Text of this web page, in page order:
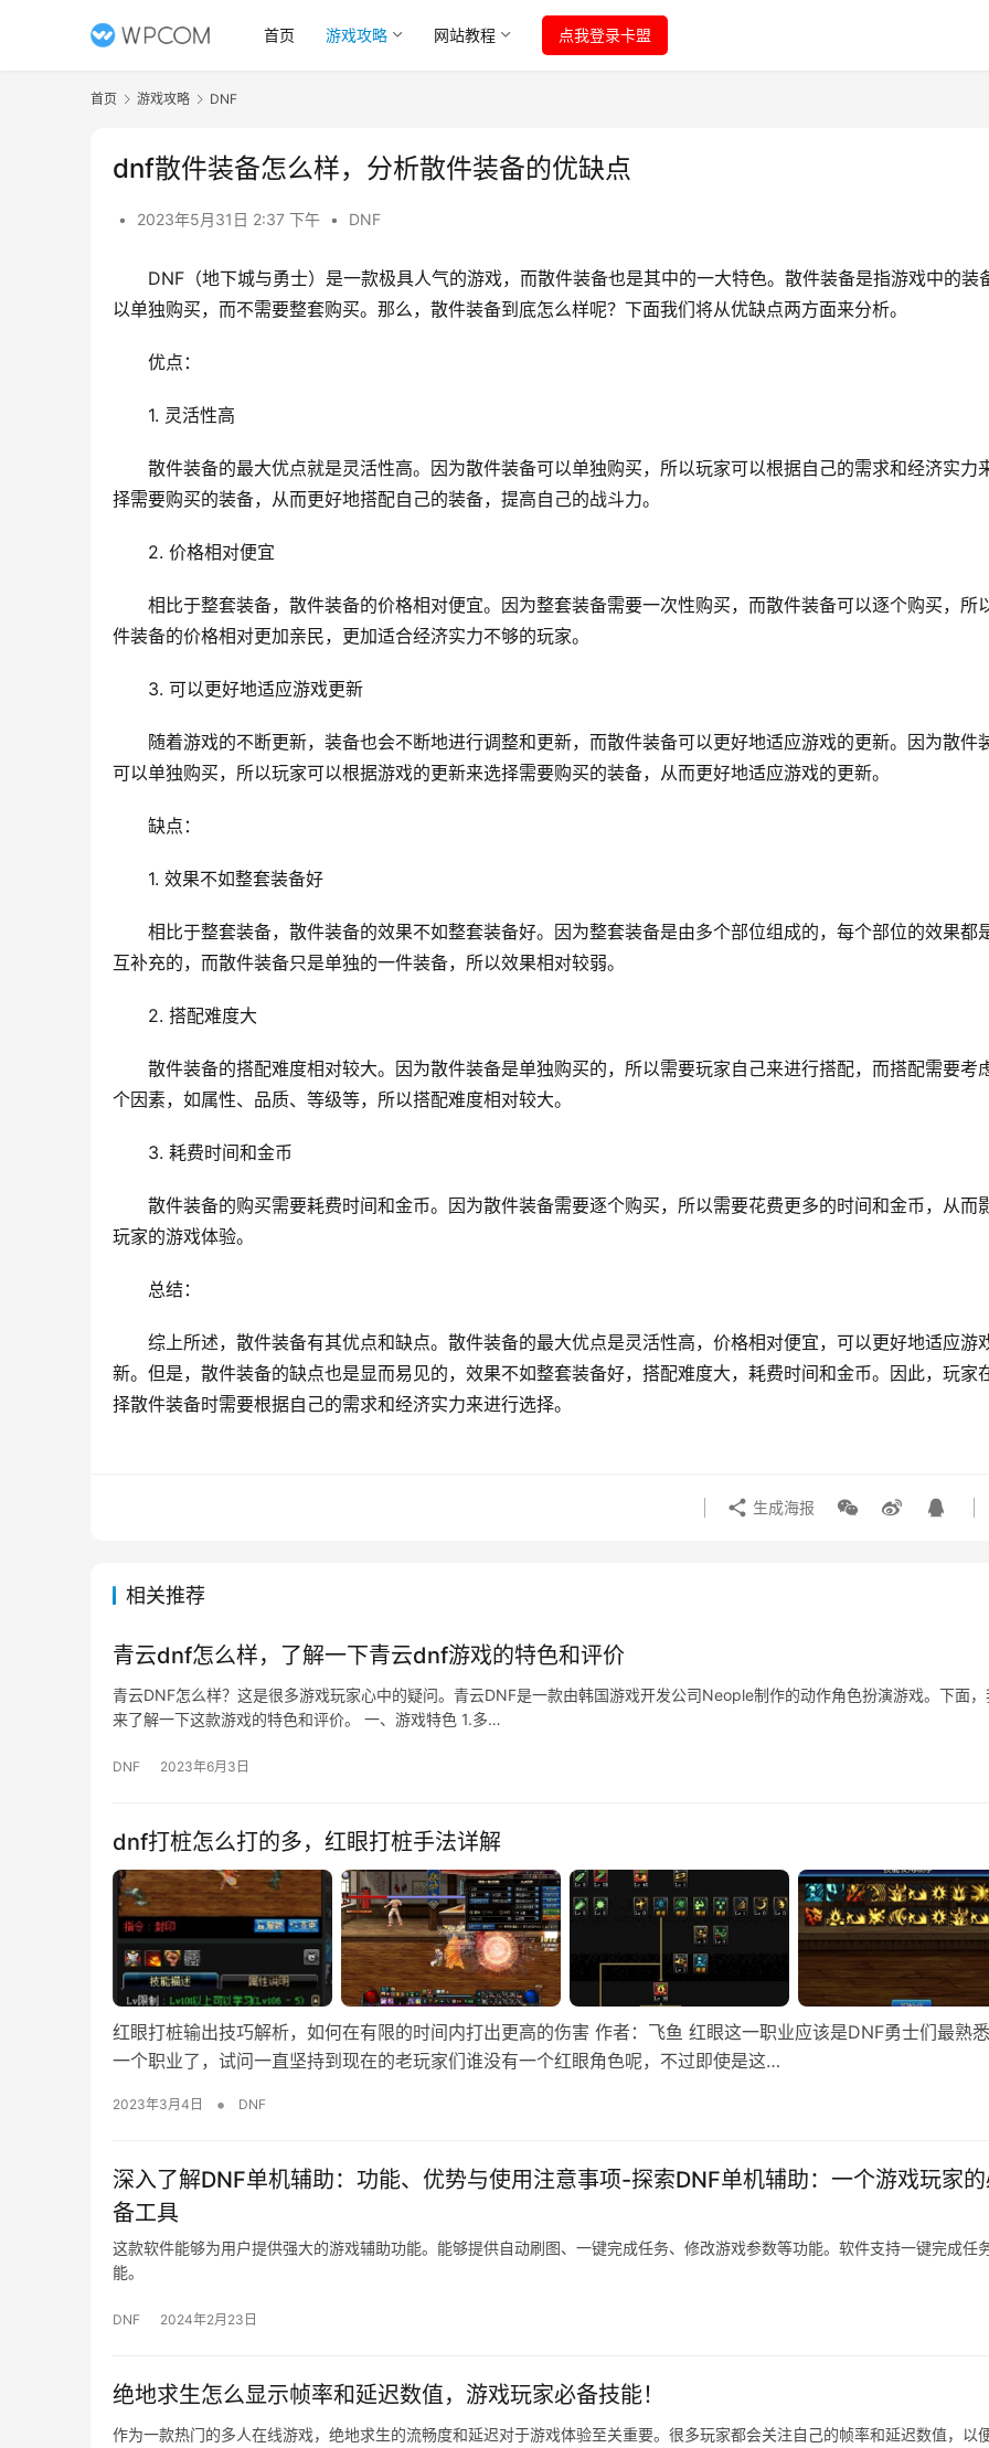
首页 游戏攻略 网站教程 点我登录卡盟
首页 游戏攻略 DNF
dnf散件装备怎么样，分析散件装备的优缺点
• 2023年5月31日 2:37 下午 • DNF
DNF（地下城与勇士）是一款极具人气的游戏，而散件装备也是其中的一大特色。散件装备是指游戏中的装
以单独购买，而不需要整套购买。那么，散件装备到底怎么样呢？下面我们将从优缺点两方面来分析。
优点：
1. 灵活性高
散件装备的最大优点就是灵活性高。因为散件装备可以单独购买，所以玩家可以根据自己的需求和经济实力
择需要购买的装备，从而更好地搭配自己的装备，提高自己的战斗力。
2. 价格相对便宜
相比于整套装备，散件装备的价格相对便宜。因为整套装备需要一次性购买，而散件装备可以逐个购买，所
件装备的价格相对更加亲民，更加适合经济实力不够的玩家。
3. 可以更好地适应游戏更新
随着游戏的不断更新，装备也会不断地进行调整和更新，而散件装备可以更好地适应游戏的更新。因为散件
可以单独购买，所以玩家可以根据游戏的更新来选择需要购买的装备，从而更好地适应游戏的更新。
缺点：
1. 效果不如整套装备好
相比于整套装备，散件装备的效果不如整套装备好。因为整套装备是由多个部位组成的，每个部位的效果都
互补充的，而散件装备只是单独的一件装备，所以效果相对较弱。
2. 搭配难度大
散件装备的搭配难度相对较大。因为散件装备是单独购买的，所以需要玩家自己来进行搭配，而搭配需要考
个因素，如属性、品质、等级等，所以搭配难度相对较大。
3. 耗费时间和金币
散件装备的购买需要耗费时间和金币。因为散件装备需要逐个购买，所以需要花费更多的时间和金币，从而
玩家的游戏体验。
总结：
综上所述，散件装备有其优点和缺点。散件装备的最大优点是灵活性高，价格相对便宜，可以更好地适应游
新。但是，散件装备的缺点也是显而易见的，效果不如整套装备好，搭配难度大，耗费时间和金币。因此，玩家
择散件装备时需要根据自己的需求和经济实力来进行选择。
生成海报
相关推荐
青云dnf怎么样，了解一下青云dnf游戏的特色和评价
青云DNF怎么样？这是很多游戏玩家心中的疑问。青云DNF是一款由韩国游戏开发公司Neople制作的动作角色扮演游戏。下面，
来了解一下这款游戏的特色和评价。 一、游戏特色 1.多…
DNF 2023年6月3日
dnf打桩怎么打的多，红眼打桩手法详解
红眼打桩输出技巧解析，如何在有限的时间内打出更高的伤害 作者：飞鱼 红眼这一职业应该是DNF勇士们最熟
一个职业了，试问一直坚持到现在的老玩家们谁没有一个红眼角色呢，不过即使是这…
2023年3月4日 • DNF
深入了解DNF单机辅助：功能、优势与使用注意事项-探索DNF单机辅助：一个游戏玩家
备工具
这款软件能够为用户提供强大的游戏辅助功能。能够提供自动刷图、一键完成任务、修改游戏参数等功能。软件支持一键完成任
能。
DNF 2024年2月23日
绝地求生怎么显示帧率和延迟数值，游戏玩家必备技能！
作为一款热门的多人在线游戏，绝地求生的流畅度和延迟对于游戏体验至关重要。很多玩家都会关注自己的帧率和延迟数值，以